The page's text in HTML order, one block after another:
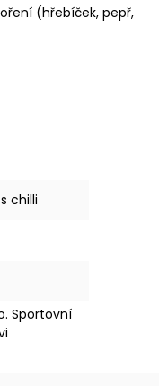
(hřebíček, pepř,
chilli
Sportovní